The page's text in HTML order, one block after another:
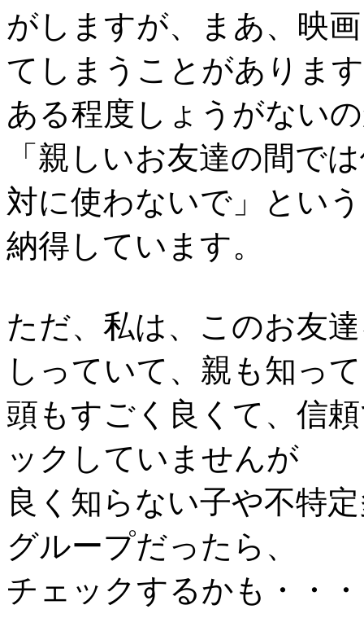
がしますが、まあ、映
てしまうことがありま
ある程度しょうがない
「親しいお友達の間で
対に使わないで」とい
納得しています。
ただ、私は、このお友
しっていて、親も知っ
頭もすごく良くて、信
ックしていませんが
良く知らない子や不特
グループだったら、
チェックするかも・・